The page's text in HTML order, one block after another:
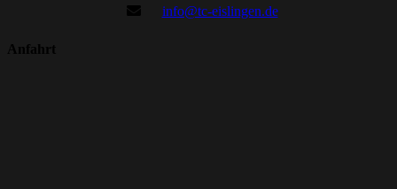
info@tc-eislingen.de
Anfahrt